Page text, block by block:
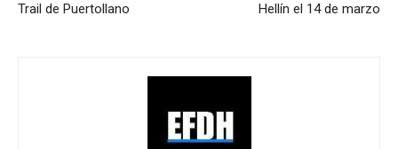
Trail de Puertollano
Hellín el 14 de marzo